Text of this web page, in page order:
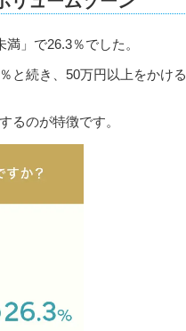
」で26.3％でした。
と続き、50万円以上をかける
るのが特徴です。